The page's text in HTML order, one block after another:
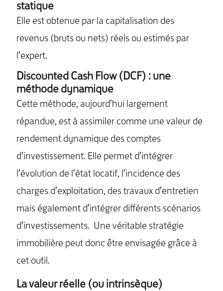
statique
Elle est obtenue par la capitalisation des
revenus (bruts ou nets) réels ou estimés par
l’expert.
Discounted Cash Flow (DCF) : une
méthode dynamique
Cette méthode, aujourd’hui largement
répandue, est à assimiler comme une valeur de
rendement dynamique des comptes
d’investissement. Elle permet d’intégrer
l’évolution de l’état locatif, l’incidence des
charges d’exploitation, des travaux d’entretien
mais également d’intégrer différents scénarios
d’investissements. Une véritable stratégie
immobilière peut donc être envisagée grâce à
cet outil.
La valeur réelle (ou intrinsèque)